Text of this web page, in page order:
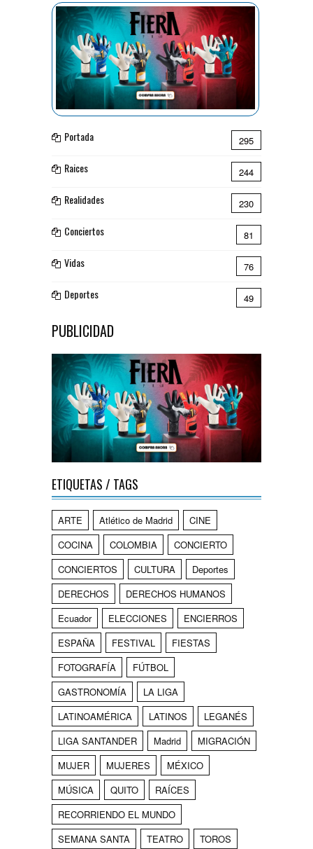
Portada 295
Raices 244
Realidades 230
Conciertos 81
Vidas 76
Deportes 49
PUBLICIDAD
ETIQUETAS / TAGS
ARTE Atlético de Madrid
CINE
COCINA
COLOMBIA
CONCIERTO
CONCIERTOS
CULTURA
Deportes
DERECHOS
DERECHOS HUMANOS
Ecuador
ELECCIONES
ENCIERROS
ESPAÑA
FESTIVAL
FIESTAS
FOTOGRAFÍA
FÚTBOL
GASTRONOMÍA
LA LIGA
LATINOAMÉRICA
LATINOS
LEGANÉS
LIGA SANTANDER
Madrid
MIGRACIÓN
MUJER
MUJERES
MÉXICO
MÚSICA
QUITO
RAÍCES
RECORRIENDO EL MUNDO
SEMANA SANTA
TEATRO
TOROS